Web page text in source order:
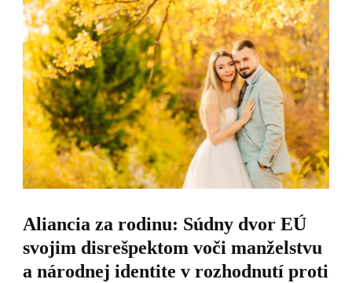
Aliancia za rodinu: Súdny dvor EÚ
svojim disrešpektom voči manželstvu
a národnej identite v rozhodnutí proti